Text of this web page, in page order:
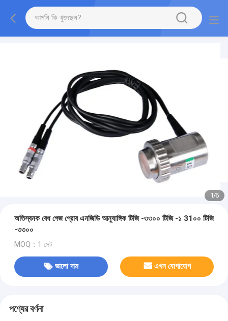
1/6
অতিস্বনক বেধ গেজ প্রোব এনজিডি আনুষাঙ্গিক টিজি -৩৩০০ টিজি -১ 31০০ টিজি
-৩৩০০
MOQ：1 সেট
ভালো দাম এখন যোগাযোগ
পণ্যের বর্ণনা